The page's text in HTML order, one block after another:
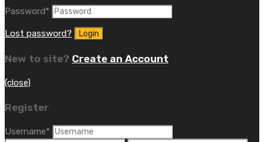
Password*
Lost password?
New to site? Create an Account
(close)
Register
Username*